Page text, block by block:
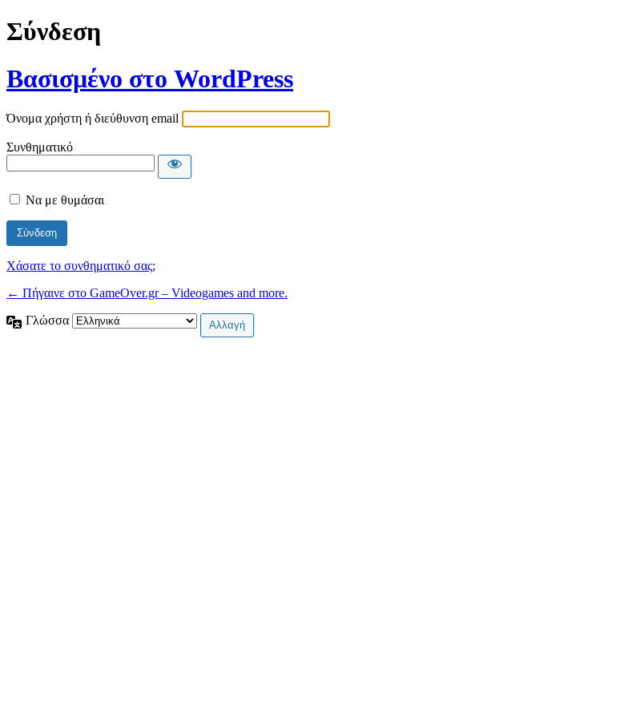
Σύνδεση
Βασισμένο στο WordPress
Όνομα χρήστη ή διεύθυνση email
Συνθηματικό
Να με θυμάσαι
Χάσατε το συνθηματικό σας;
← Πήγαινε στο GameOver.gr – Videogames and more.
Γλώσσα